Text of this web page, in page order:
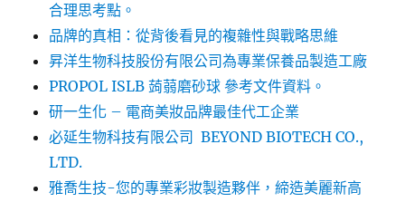
合理思考點。
品牌的真相：從背後看見的複雜性與戰略思維
昇洋生物科技股份有限公司為專業保養品製造工廠
PROPOL ISLB 蒟蒻磨砂球 參考文件資料。
研一生化 – 電商美妝品牌最佳代工企業
必延生物科技有限公司 BEYOND BIOTECH CO.,
LTD.
雅喬生技-您的專業彩妝製造夥伴，締造美麗新高